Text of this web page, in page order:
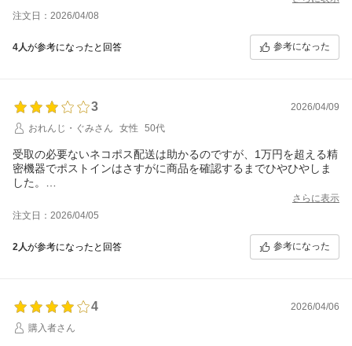
実際には内部パーツに破損が見られ、検品が十分に行われている
のか疑問です。
中古品である以上ある程度の使用感は理解していますが、今回の
ような状態を適切に説明せず販売している点は問題だと感じま
もう少し配慮があっても良いのではないかと思いました。
全体的に、商品状態の確認や表記の正確さについて改善が必要な
ショップだと感じます。
今後利用を検討される方は注意された方がいいと思います。
注文日：2026/04/08
4人が参考になったと回答 参考になった
3
2026/04/09
おれんじ・ぐみさん
女性 50代
受取の必要ないネコポス配送は助かるのですが、1万円を超える精
密機器でポストインはさすがに商品を確認するまでひやひやしま
した。
色々な店舗の中からできるだけ良品をと思いこちらを利用させて
いただきましたが、値段の割に汚れ(傷ではない)が気になりまし
さらに表示
注文日：2026/04/05
2人が参考になったと回答 参考になった
4
2026/04/06
購入者さん